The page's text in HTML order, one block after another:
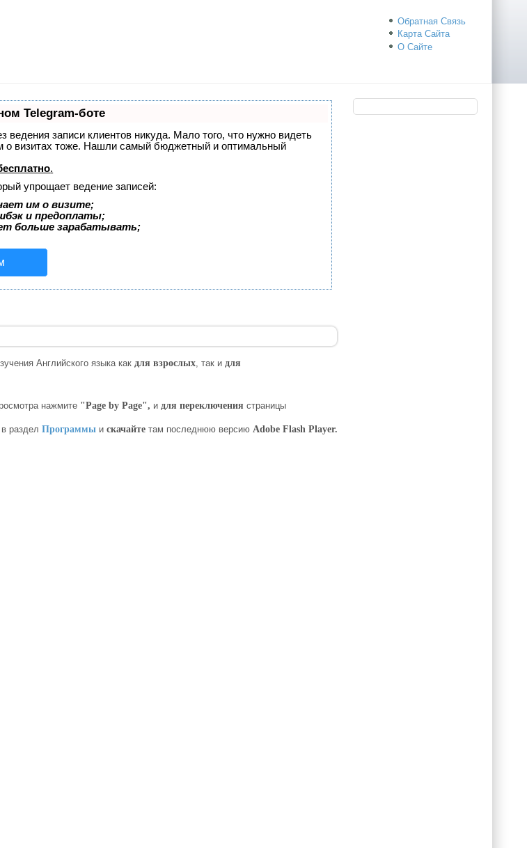
Обратная Связь
Карта Сайта
О Сайте
Telegram-боте
ведения записи клиентов никуда. Мало того, что нужно видеть
о визитах тоже. Нашли самый бюджетный и оптимальный
.
упрощает ведение записей:
им о визите;
и предоплаты;
больше зарабатывать;
Английского языка какдля взрослых, так идля
нажмите "Page by Page", идля переключения страницы
в разделПрограммы искачайте там последнюю версию Adobe Flash Player.